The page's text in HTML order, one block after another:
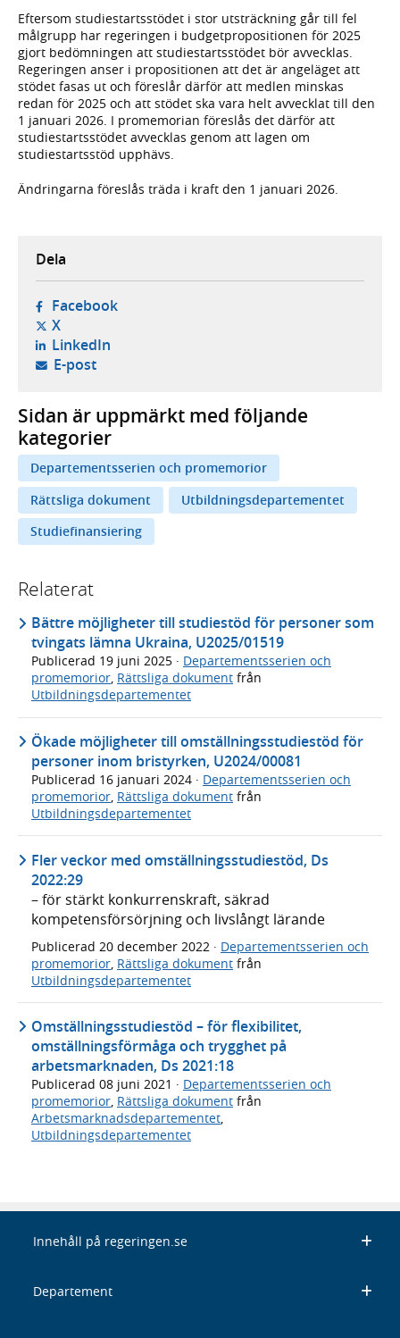
Eftersom studiestartsstödet i stor utsträckning går till fel
målgrupp har regeringen i budgetpropositionen för 2025
gjort bedömningen att studiestartsstödet bör avvecklas.
Regeringen anser i propositionen att det är angeläget att
stödet fasas ut och föreslår därför att medlen minskas
redan för 2025 och att stödet ska vara helt avvecklat till den
1 januari 2026. I promemorian föreslås det därför att
studiestartsstödet avvecklas genom att lagen om
studiestartsstöd upphävs.
Ändringarna föreslås träda i kraft den 1 januari 2026.
Dela
Facebook- öppnas i ny flik, extern webbplats,
X- öppnas i ny flik, extern webbplats,
LinkedIn- öppnas i ny flik, extern webbplats,
E-post- öppnar din e-postklient,
Sidan är uppmärkt med följande
kategorier
Departementsserien och promemorior
Rättsliga dokument
Utbildningsdepartementet
Studiefinansiering
Relaterat
Bättre möjligheter till studiestöd för personer som
tvingats lämna Ukraina, U2025/01519
Publicerad 19 juni 2025 · Departementsserien och
promemorior, Rättsliga dokument från
Utbildningsdepartementet
Ökade möjligheter till omställningsstudiestöd för
personer inom bristyrken, U2024/00081
Publicerad 16 januari 2024 · Departementsserien och
promemorior, Rättsliga dokument från
Utbildningsdepartementet
Fler veckor med omställningsstudiestöd, Ds
2022:29
– för stärkt konkurrenskraft, säkrad
kompetensförsörjning och livslångt lärande
Publicerad 20 december 2022 · Departementsserien och
promemorior Rättsliga dokument från
Utbildningsdepartementet
Omställningsstudiestöd – för flexibilitet,
omställningsförmåga och trygghet på
arbetsmarknaden, Ds 2021:18
Publicerad 08 juni 2021 · Departementsserien och
promemorior, Rättsliga dokument från
Arbetsmarknadsdepartementet,
Utbildningsdepartementet
Innehåll på regeringen.se
Departement